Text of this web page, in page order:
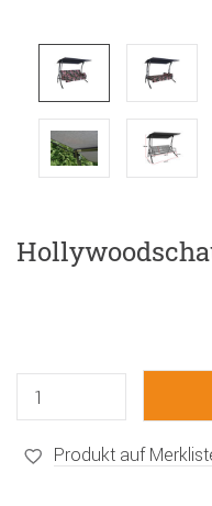
Produkt auf